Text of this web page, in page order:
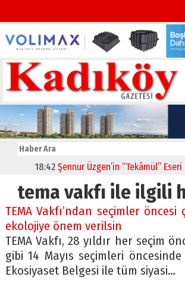
18:42 Şennur Üzgen’in “Tekâmül” Eseri
tema vakfı ile ilgili
TEMA Vakfı’ndan seçimler öncesi
ekolojiye önem verilsin
TEMA Vakfı, 28 yıldır her seçim
gibi 14 Mayıs seçimleri öncesinde
Ekosiyaset Belgesi ile tüm siyasi…